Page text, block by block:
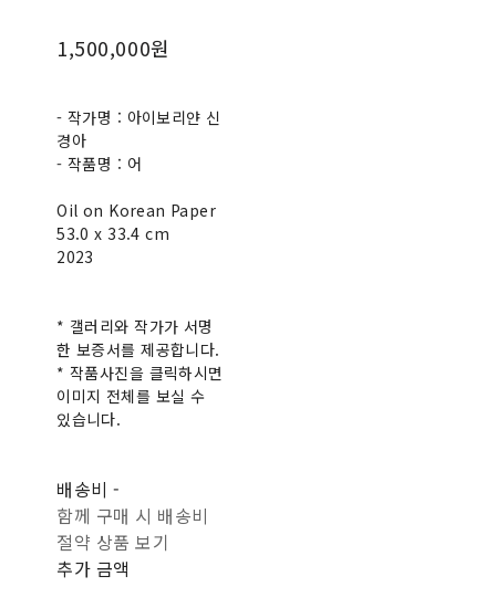
1,500,000원
- 작가명 : 아이보리얀 신
경아
- 작품명 : 어
Oil on Korean Paper
53.0 x 33.4 cm
2023
* 갤러리와 작가가 서명
한 보증서를 제공합니다.
* 작품사진을 클릭하시면
이미지 전체를 보실 수
있습니다.
배송비-
함께 구매 시 배송비
절약 상품 보기
추가 금액